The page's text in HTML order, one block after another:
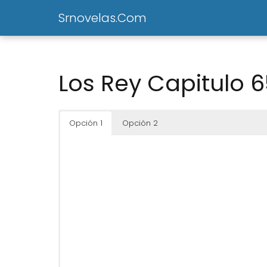
Srnovelas.Com
Los Rey Capitulo
Opción 1 Opción 2